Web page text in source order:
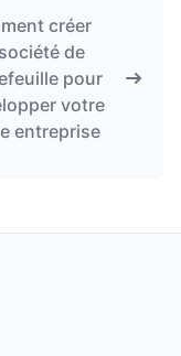
créer
de
pour
votre
entreprise